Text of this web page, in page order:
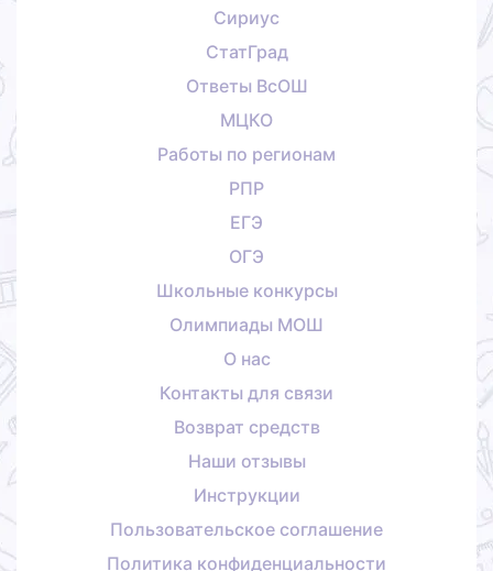
Сириус
СтатГрад
Ответы ВсОШ
МЦКО
Работы по регионам
РПР
ЕГЭ
ОГЭ
Школьные конкурсы
Олимпиады МОШ
О нас
Контакты для связи
Возврат средств
Наши отзывы
Инструкции
Пользовательское соглашение
Политика конфиденциальности